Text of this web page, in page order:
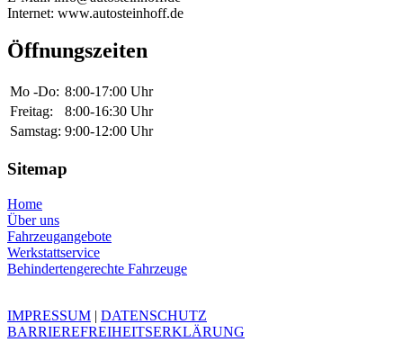
Internet: www.autosteinhoff.de
Öffnungszeiten
Mo -Do: 8:00-17:00 Uhr
Freitag:
8:00-16:30 Uhr
Samstag: 9:00-12:00 Uhr
Sitemap
Home
Über uns
Fahrzeugangebote
Werkstattservice
Behindertengerechte Fahrzeuge
IMPRESSUM | DATENSCHUTZ
BARRIEREFREIHEITSERKLÄRUNG